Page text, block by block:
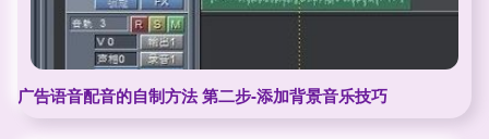
广告语音配音的自制方法 第二步-添加背景音乐技巧